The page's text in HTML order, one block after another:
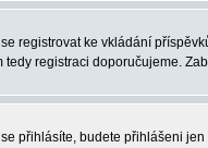
registrovat ke vkládání
registraci doporučujeme.
se přihlásíte, budete přihlášeni